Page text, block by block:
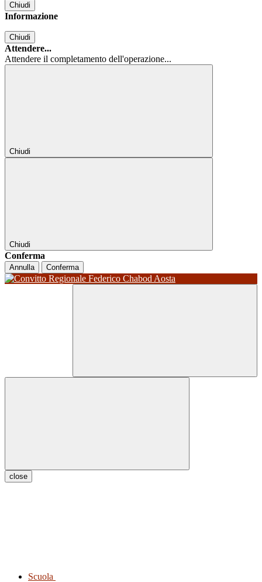
Chiudi
Informazione
Chiudi
Attendere...
Attendere il completamento dell'operazione...
Chiudi
Chiudi
Conferma
Annulla Conferma
close
Scuola